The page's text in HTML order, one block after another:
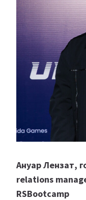
Ануар Лензат,
relations
RSBootcamp